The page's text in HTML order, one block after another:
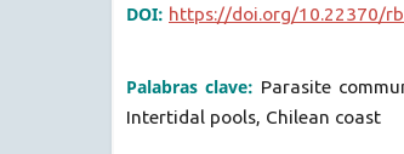
DOI: https://doi.org/10.22370/
Palabras clave: Parasite
Intertidal pools, Chilean coast